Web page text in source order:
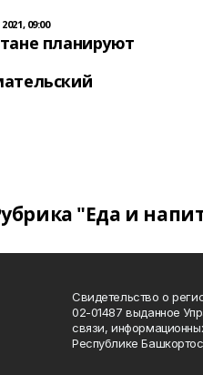
09:00
планируют
"Еда и
Свидетельство о
02-01487 выданное
связи,
Республике